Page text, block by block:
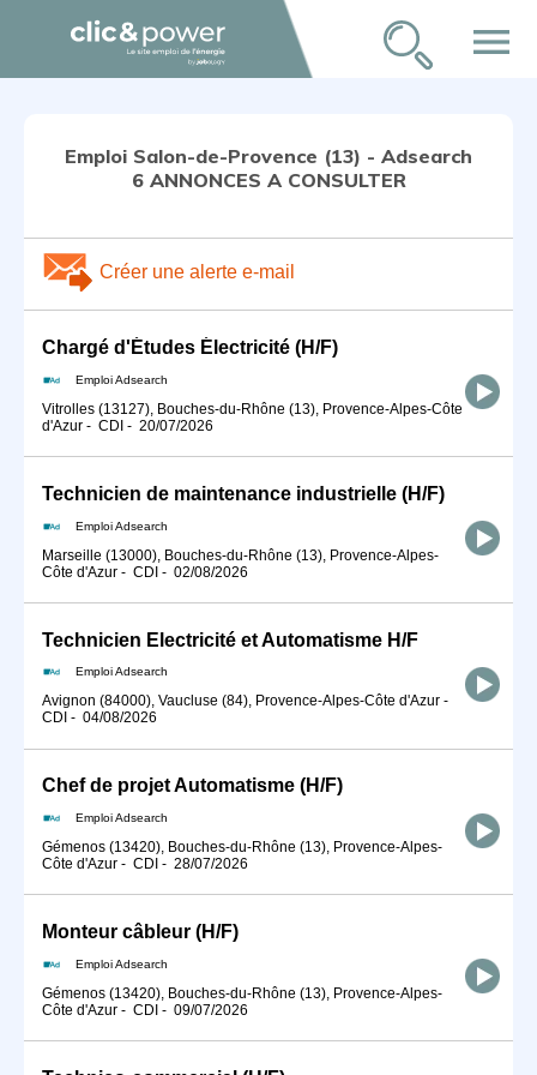
menu
Emploi Salon-de-Provence (13) - Adsearch
6 ANNONCES A CONSULTER
Créer une alerte e-mail
Chargé d'Études Électricité (H/F)
Emploi Adsearch
Vitrolles (13127), Bouches-du-Rhône (13), Provence-Alpes-Côte
d'Azur - CDI - 20/07/2026
Technicien de maintenance industrielle (H/F)
Emploi Adsearch
Marseille (13000), Bouches-du-Rhône (13), Provence-Alpes-
Côte d'Azur - CDI - 02/08/2026
Technicien Electricité et Automatisme H/F
Emploi Adsearch
Avignon (84000), Vaucluse (84), Provence-Alpes-Côte d'Azur -
CDI - 04/08/2026
Chef de projet Automatisme (H/F)
Emploi Adsearch
Gémenos (13420), Bouches-du-Rhône (13), Provence-Alpes-
Côte d'Azur - CDI - 28/07/2026
Monteur câbleur (H/F)
Emploi Adsearch
Gémenos (13420), Bouches-du-Rhône (13), Provence-Alpes-
Côte d'Azur - CDI - 09/07/2026